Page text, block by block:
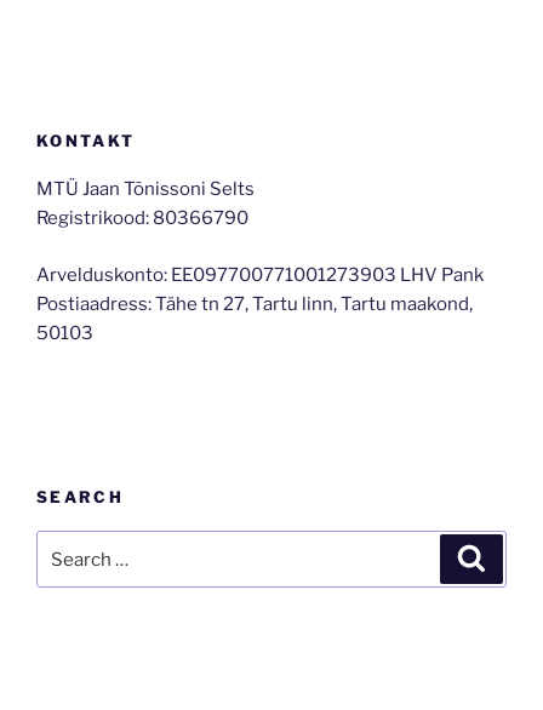
KONTAKT
MTÜ Jaan Tõnissoni Selts
Registrikood: 80366790
Arvelduskonto: EE097700771001273903 LHV Pank
Postiaadress: Tähe tn 27, Tartu linn, Tartu maakond,
50103
SEARCH
for: